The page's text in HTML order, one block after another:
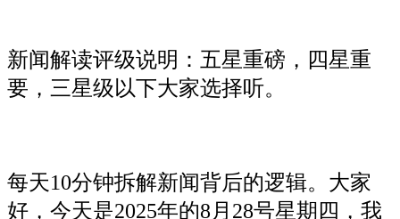
新闻解读评级说明：五星重磅，四星重
要，三星级以下大家选择听。
每天10分钟拆解新闻背后的逻辑。大家
好，今天是2025年的8月28号星期四，我